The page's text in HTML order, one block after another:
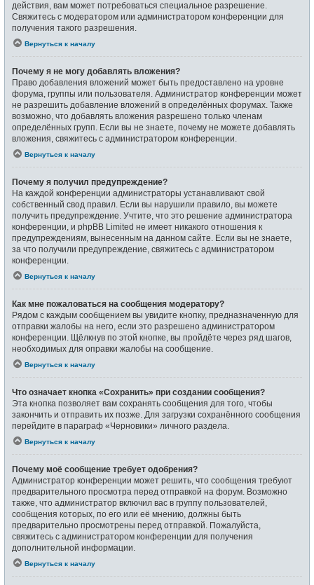
действия, вам может потребоваться специальное разрешение.
Свяжитесь с модератором или администратором конференции для
получения такого разрешения.
Вернуться к началу
Почему я не могу добавлять вложения?
Право добавления вложений может быть предоставлено на уровне
форума, группы или пользователя. Администратор конференции может
не разрешить добавление вложений в определённых форумах. Также
возможно, что добавлять вложения разрешено только членам
определённых групп. Если вы не знаете, почему не можете добавлять
вложения, свяжитесь с администратором конференции.
Вернуться к началу
Почему я получил предупреждение?
На каждой конференции администраторы устанавливают свой
собственный свод правил. Если вы нарушили правило, вы можете
получить предупреждение. Учтите, что это решение администратора
конференции, и phpBB Limited не имеет никакого отношения к
предупреждениям, вынесенным на данном сайте. Если вы не знаете,
за что получили предупреждение, свяжитесь с администратором
конференции.
Вернуться к началу
Как мне пожаловаться на сообщения модератору?
Рядом с каждым сообщением вы увидите кнопку, предназначенную для
отправки жалобы на него, если это разрешено администратором
конференции. Щёлкнув по этой кнопке, вы пройдёте через ряд шагов,
необходимых для оправки жалобы на сообщение.
Вернуться к началу
Что означает кнопка «Сохранить» при создании сообщения?
Эта кнопка позволяет вам сохранять сообщения для того, чтобы
закончить и отправить их позже. Для загрузки сохранённого сообщения
перейдите в параграф «Черновики» личного раздела.
Вернуться к началу
Почему моё сообщение требует одобрения?
Администратор конференции может решить, что сообщения требуют
предварительного просмотра перед отправкой на форум. Возможно
также, что администратор включил вас в группу пользователей,
сообщения которых, по его или её мнению, должны быть
предварительно просмотрены перед отправкой. Пожалуйста,
свяжитесь с администратором конференции для получения
дополнительной информации.
Вернуться к началу